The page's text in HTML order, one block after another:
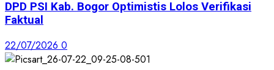
DPD PSI Kab. Bogor Optimistis Lolos Verifikasi
Faktual
22/07/2026 0